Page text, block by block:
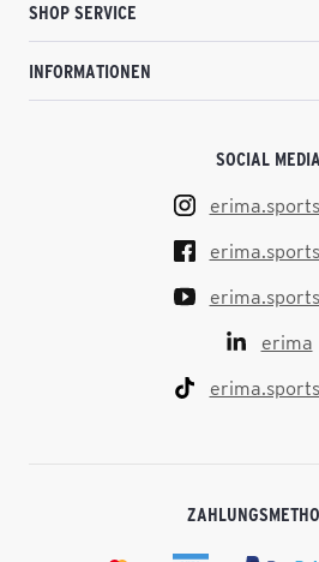
SHOP SERVICE
INFORMATIONEN
SOCIAL MEDIA
erima